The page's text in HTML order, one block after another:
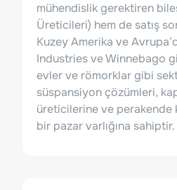
mühendislik gerektiren
Üreticileri) hem de satış
Kuzey Amerika ve
Industries ve Winnebago
evler ve römorklar gibi
süspansiyon çözümleri,
üreticilerine ve perakende
bir pazar varlığına sahiptir.